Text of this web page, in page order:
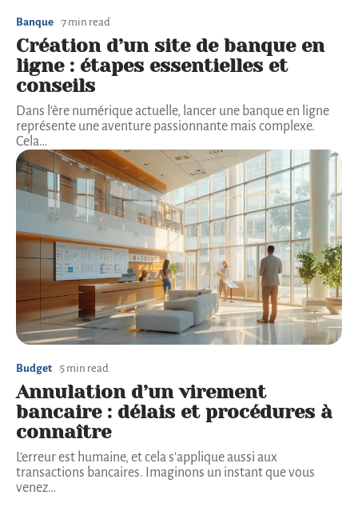
Banque 7 min read
Création d’un site de banque en
ligne : étapes essentielles et
conseils
Dans l'ère numérique actuelle, lancer une banque en ligne
représente une aventure passionnante mais complexe.
Cela…
Budget 5 min read
Annulation d’un virement
bancaire : délais et procédures à
connaître
L'erreur est humaine, et cela s'applique aussi aux
transactions bancaires. Imaginons un instant que vous
venez…